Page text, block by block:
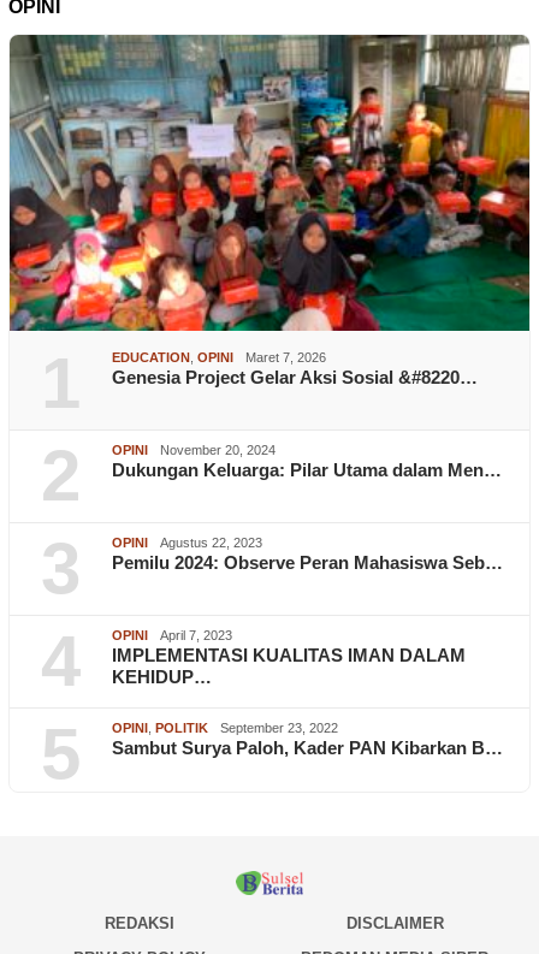
OPINI
1 EDUCATION OPINI Maret 7, 2026
Genesia Project Gelar Aksi Sosial &#8220…
2 OPINI November 20, 2024
Dukungan Keluarga: Pilar Utama dalam Men…
3 OPINI Agustus 22, 2023
Pemilu 2024: Observe Peran Mahasiswa Seb…
4 OPINI April 7, 2023
IMPLEMENTASI KUALITAS IMAN DALAM
KEHIDUP…
5 OPINI POLITIK September 23, 2022
Sambut Surya Paloh, Kader PAN Kibarkan B…
REDAKSI
DISCLAIMER